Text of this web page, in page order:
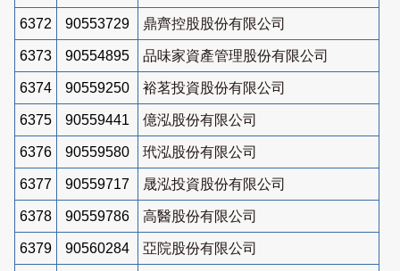
6372 90553729 鼎齊控股股份有限公司
6373 90554895 品味家資產管理股份有限公司
6374 90559250 裕茗投資股份有限公司
6375 90559441 億泓股份有限公司
6376 90559580 玳泓股份有限公司
6377 90559717 晟泓投資股份有限公司
6378 90559786 高醫股份有限公司
6379 90560284 亞院股份有限公司